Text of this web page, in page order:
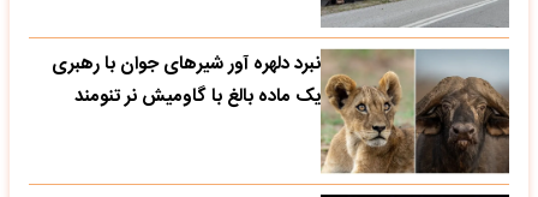
نبرد دلهره آور شیرهای جوان با رهبری
یک ماده بالغ با گاومیش نر تنومند